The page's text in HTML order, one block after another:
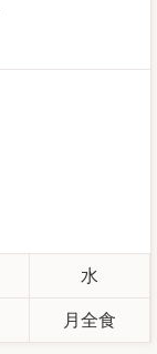
水
月全食